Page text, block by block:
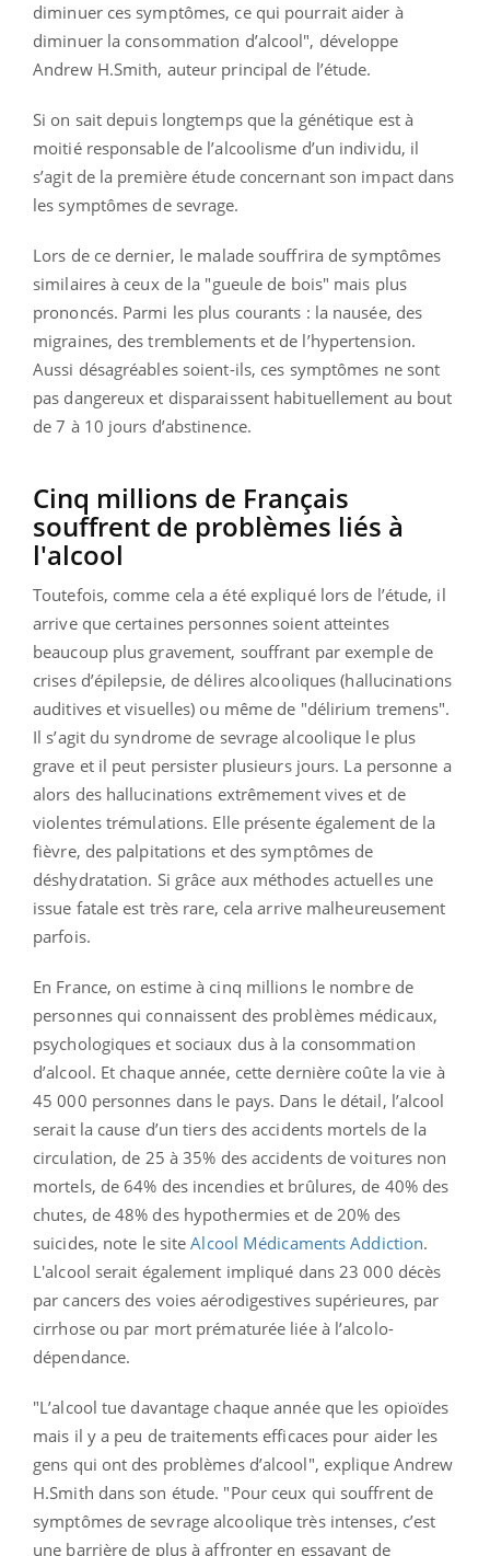
diminuer ces symptômes, ce qui pourrait aider à
diminuer la consommation d’alcool", développe
Andrew H.Smith, auteur principal de l’étude.
Si on sait depuis longtemps que la génétique est à
moitié responsable de l’alcoolisme d’un individu, il
s’agit de la première étude concernant son impact dans
les symptômes de sevrage.
Lors de ce dernier, le malade souffrira de symptômes
similaires à ceux de la "gueule de bois" mais plus
prononcés. Parmi les plus courants : la nausée, des
migraines, des tremblements et de l’hypertension.
Aussi désagréables soient-ils, ces symptômes ne sont
pas dangereux et disparaissent habituellement au bout
de 7 à 10 jours d’abstinence.
Cinq millions de Français
souffrent de problèmes liés à
l'alcool
Toutefois, comme cela a été expliqué lors de l’étude, il
arrive que certaines personnes soient atteintes
beaucoup plus gravement, souffrant par exemple de
crises d’épilepsie, de délires alcooliques (hallucinations
auditives et visuelles) ou même de "délirium tremens".
Il s’agit du syndrome de sevrage alcoolique le plus
grave et il peut persister plusieurs jours. La personne a
alors des hallucinations extrêmement vives et de
violentes trémulations. Elle présente également de la
fièvre, des palpitations et des symptômes de
déshydratation. Si grâce aux méthodes actuelles une
issue fatale est très rare, cela arrive malheureusement
parfois.
En France, on estime à cinq millions le nombre de
personnes qui connaissent des problèmes médicaux,
psychologiques et sociaux dus à la consommation
d’alcool. Et chaque année, cette dernière coûte la vie à
45 000 personnes dans le pays. Dans le détail, l’alcool
serait la cause d’un tiers des accidents mortels de la
circulation, de 25 à 35% des accidents de voitures non
mortels, de 64% des incendies et brûlures, de 40% des
chutes, de 48% des hypothermies et de 20% des
suicides, note le siteAlcool Médicaments Addiction.
L'alcool serait également impliqué dans 23 000 décès
par cancers des voies aérodigestives supérieures, par
cirrhose ou par mort prématurée liée à l’alcolo-
dépendance.
"L’alcool tue davantage chaque année que les opioïdes
mais il y a peu de traitements efficaces pour aider les
gens qui ont des problèmes d’alcool", explique Andrew
H.Smith dans son étude. "Pour ceux qui souffrent de
symptômes de sevrage alcoolique très intenses, c’est
une barrière de plus à affronter en essayant de